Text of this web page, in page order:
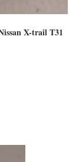
X-trail T31